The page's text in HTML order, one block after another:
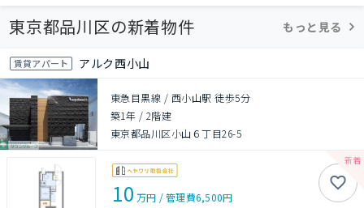
東京都品川区の新着物件 もっと見る
賃貸アパート アルク西小山
東急目黒線 / 西小山駅 徒歩5分
築1年 / 2階建
東京都品川区小山６丁目26-5
10 万円 /管理費6,500円